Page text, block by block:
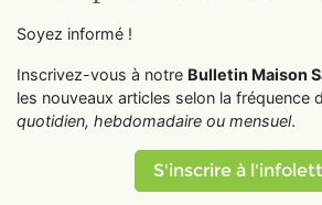
Soyez informé !
Inscrivez-vous à notre Bulletin Maison
les nouveaux articles selon la fréquence
quotidien, hebdomadaire ou mensuel.
S'inscrire à